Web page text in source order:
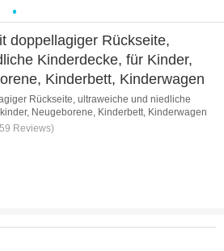
doppellagiger Rückseite,
Kinderdecke, für Kinder,
Kinderbett, Kinderwagen
Rückseite, ultraweiche und niedliche
Neugeborene, Kinderbett, Kinderwagen
Reviews)